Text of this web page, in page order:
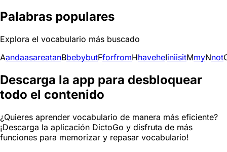
Palabras populares
Explora el vocabulario más buscado
AandaasareatanBbebybutFforfromHhaveheIiniisitMmyNnot
Descarga la app para desbloquear
todo el contenido
¿Quieres aprender vocabulario de manera más eficiente?
¡Descarga la aplicación DictoGo y disfruta de más
funciones para memorizar y repasar vocabulario!